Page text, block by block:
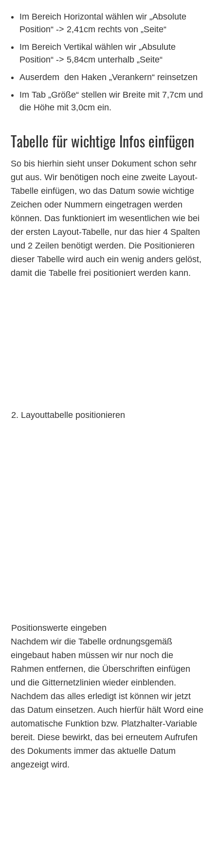
Im Bereich Horizontal wählen wir „Absolute
Position“ -> 2,41cm rechts von „Seite“
Im Bereich Vertikal wählen wir „Absulute
Position“ -> 5,84cm unterhalb „Seite“
Auserdem den Haken „Verankern“ reinsetzen
Im Tab „Größe“ stellen wir Breite mit 7,7cm und
die Höhe mit 3,0cm ein.
Tabelle für wichtige Infos einfügen
So bis hierhin sieht unser Dokument schon sehr
gut aus. Wir benötigen noch eine zweite Layout-
Tabelle einfügen, wo das Datum sowie wichtige
Zeichen oder Nummern eingetragen werden
können. Das funktioniert im wesentlichen wie bei
der ersten Layout-Tabelle, nur das hier 4 Spalten
und 2 Zeilen benötigt werden. Die Positionieren
dieser Tabelle wird auch ein wenig anders gelöst,
damit die Tabelle frei positioniert werden kann.
2. Layouttabelle positionieren
Positionswerte eingeben
Nachdem wir die Tabelle ordnungsgemäß
eingebaut haben müssen wir nur noch die
Rahmen entfernen, die Überschriften einfügen
und die Gitternetzlinien wieder einblenden.
Nachdem das alles erledigt ist können wir jetzt
das Datum einsetzen. Auch hierfür hält Word eine
automatische Funktion bzw. Platzhalter-Variable
bereit. Diese bewirkt, das bei erneutem Aufrufen
des Dokuments immer das aktuelle Datum
angezeigt wird.